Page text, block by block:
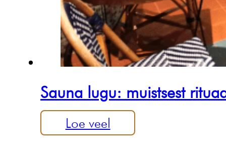
Sauna lugu: muistsest
Loe veel